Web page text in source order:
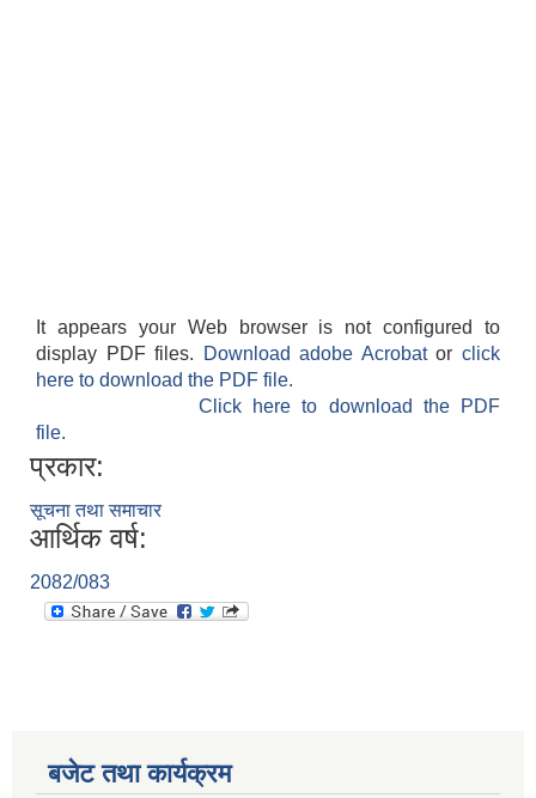
It appears your Web browser is not configured to
display PDF files.
Download adobe Acrobatorclick
here to download the PDF file.
Click here to download the PDF
file.
प्रकार:
सूचना तथा समाचार
आर्थिक वर्ष:
2082/083
बजेट तथा कार्यक्रम